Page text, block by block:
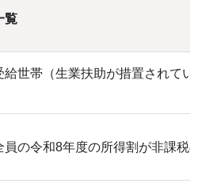
覧
給世帯（生業扶助が措置されてい
員の令和8年度の所得割が非課税の